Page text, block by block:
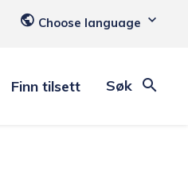
Choose language
Finn tilsett Søk